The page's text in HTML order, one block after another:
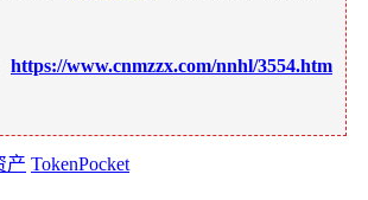
https://www.cnmzzx.com/nnhl/3554.htm
产 TokenPocket